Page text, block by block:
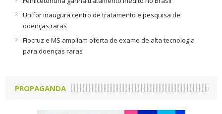
Unifor inaugura centro de tratamento e pesquisa de
doenças raras
Fiocruz e MS ampliam oferta de exame de alta tecnologia
para doenças raras
PROPAGANDA